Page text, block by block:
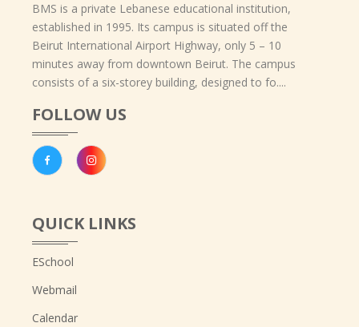
BMS is a private Lebanese educational institution,
established in 1995. Its campus is situated off the
Beirut International Airport Highway, only 5 – 10
minutes away from downtown Beirut. The campus
consists of a six-storey building, designed to fo....
FOLLOW US
QUICK LINKS
ESchool
Webmail
Calendar